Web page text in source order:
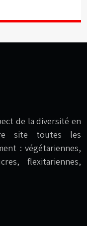
de la diversité en
site toutes les
: végétariennes,
flexitariennes,